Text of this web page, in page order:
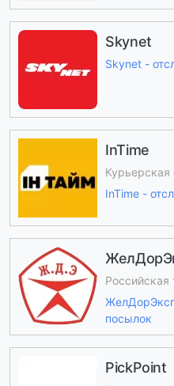
Skynet
Skynet -
InTime
InTime -
Российская
посылок
PickPoint